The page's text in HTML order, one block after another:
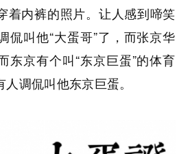
着内裤的照片。让人感到啼笑
侃叫他“大蛋哥”了，而张京华
东京有个叫“东京巨蛋”的体育
调侃叫他东京巨蛋。